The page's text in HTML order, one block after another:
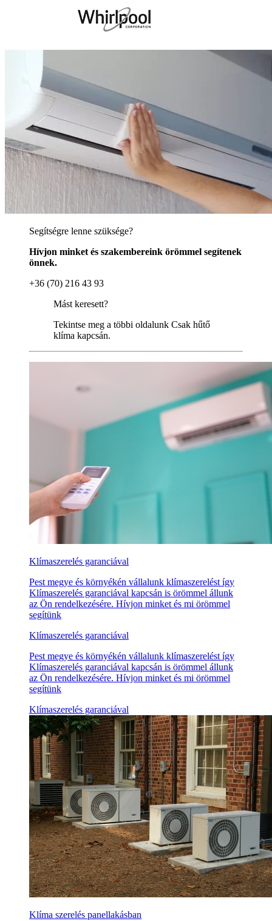
Segítségre lenne szüksége?
Hívjon minket és szakembereink örömmel segítenek
önnek.
+36 (70) 216 43 93
Mást keresett?
Tekintse meg a többi oldalunk Csak hűtő
klíma kapcsán.
Klímaszerelés garanciával
Pest megye és környékén vállalunk klímaszerelést így
Klímaszerelés garanciával kapcsán is örömmel állunk
az Ön rendelkezésére. Hívjon minket és mi örömmel
segítünk
Klímaszerelés garanciával
Pest megye és környékén vállalunk klímaszerelést így
Klímaszerelés garanciával kapcsán is örömmel állunk
az Ön rendelkezésére. Hívjon minket és mi örömmel
segítünk
Klímaszerelés garanciával
Klíma szerelés panellakásban